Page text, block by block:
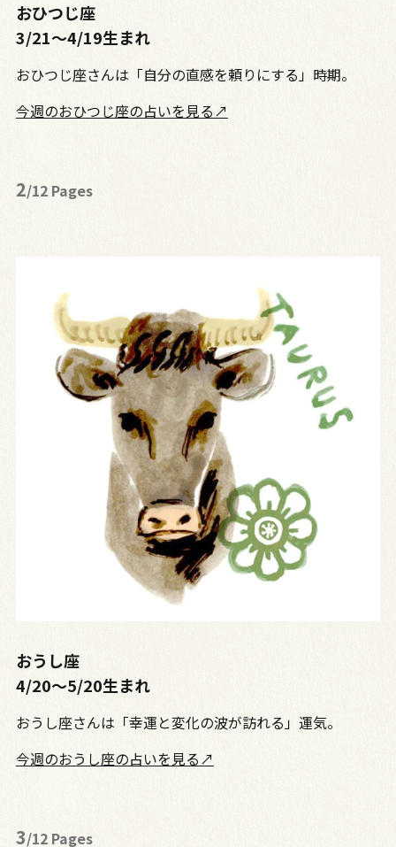
おひつじ座
3/21～4/19生まれ
おひつじ座さんは「自分の直感を頼りにする」時期。
今週のおひつじ座の占いを見る↗
2/12 Pages
おうし座
4/20～5/20生まれ
おうし座さんは「幸運と変化の波が訪れる」運気。
今週のおうし座の占いを見る↗
3/12 Pages